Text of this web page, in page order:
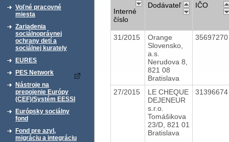
Voľné pracovné
miesta
Zariadenia
sociálnoprávnej
ochrany detí a
sociálnej kurately
EURES
PES Network
Nástroje na
prepojenie Európy
(CEF)/Systém EESSI
Európsky sociálny
fond
Fond pre azyl,
migráciu a integráciu
Interné
číslo
Dodávateľ IČO
31/2015
Orange
Slovensko,
a.s.
Nerudova 8,
821 08
Bratislava
27/2015
LE CHEQUE
DEJENEUR
s.r.o.
Tomášikova
23/D, 821 01
Bratislava